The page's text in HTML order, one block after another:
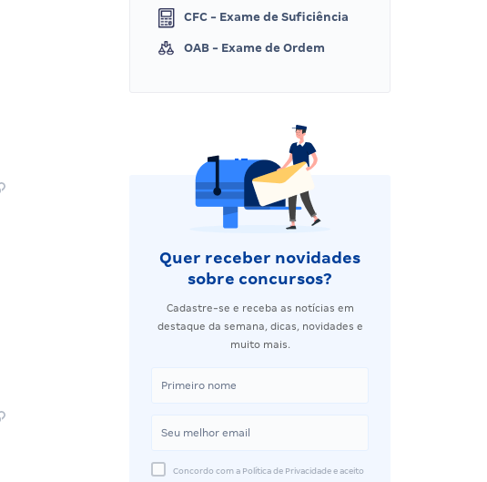
CFC - Exame de Suficiência
OAB - Exame de Ordem
Quer receber novidades
sobre concursos?
Cadastre-se e receba as notícias em
destaque da semana, dicas, novidades e
muito mais.
Concordo com a Política de Privacidade e aceito